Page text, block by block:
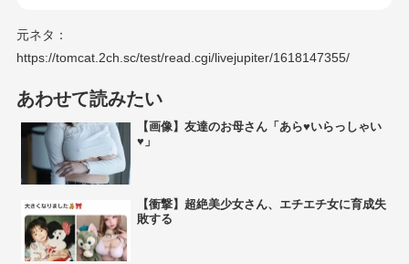
元ネタ：
https://tomcat.2ch.sc/test/read.cgi/livejupiter/1618147355/
あわせて読みたい
【画像】友達のお母さん「あら♥いらっしゃい
♥」
【衝撃】超絶美少女さん、エチエチ女に育成失
敗する